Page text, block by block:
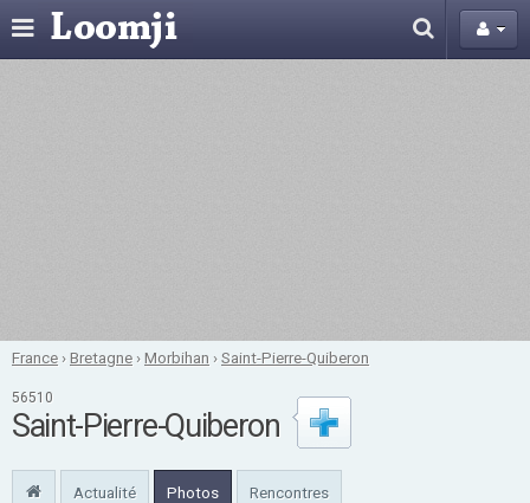
France ›Bretagne ›Morbihan ›Saint-Pierre-Quiberon
56510
Saint-Pierre-Quiberon
Actualité Photos Rencontres